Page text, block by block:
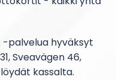
palvelua hyväksyt
Sveavägen 46,
kassalta.